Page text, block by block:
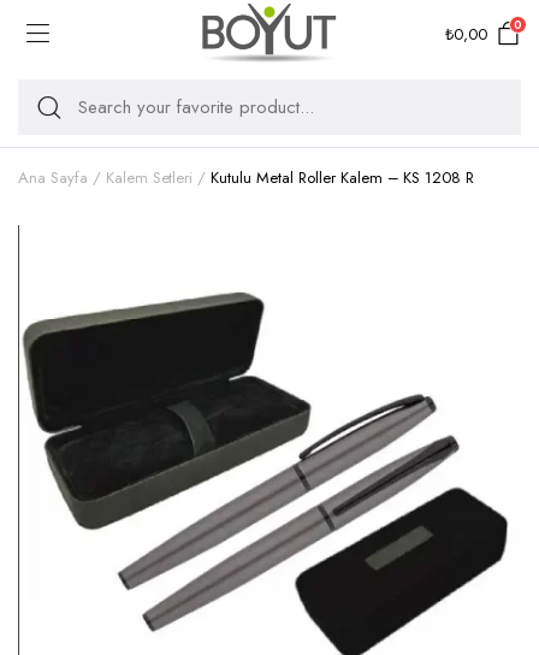
₺0,00 0
Ana Sayfa Kalem Setleri Kutulu Metal Roller Kalem – KS 1208 R